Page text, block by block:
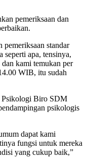
pemeriksaan dan
pemeriksaan standar
seperti apa, tensinya,
dan kami temukan per
WIB, itu sudah
Psikologi Biro SDM
psikologis
dapat kami
fungsi untuk mereka
yang cukup baik,”